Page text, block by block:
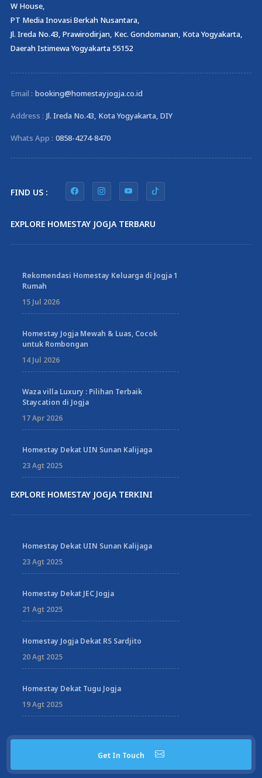
W House,
PT Media Inovasi Berkah Nusantara,
Jl. Ireda No.43, Prawirodirjan, Kec. Gondomanan, Kota Yogyakarta,
Daerah Istimewa Yogyakarta 55152
Email : booking@homestayjogja.co.id
Address : Jl. Ireda No.43, Kota Yogyakarta, DIY
Whats App : 0858-4274-8470
FIND US :
EXPLORE HOMESTAY JOGJA TERBARU
Rekomendasi Homestay Keluarga di Jogja 1
Rumah
15 Jul 2026
Homestay Jogja Mewah & Luas, Cocok
untuk Rombongan
14 Jul 2026
Waza villa Luxury : Pilihan Terbaik
Staycation di Jogja
17 Apr 2026
Homestay Dekat UIN Sunan Kalijaga
23 Agt 2025
EXPLORE HOMESTAY JOGJA TERKINI
Homestay Dekat UIN Sunan Kalijaga
23 Agt 2025
Homestay Dekat JEC Jogja
21 Agt 2025
Homestay Jogja Dekat RS Sardjito
20 Agt 2025
Homestay Dekat Tugu Jogja
19 Agt 2025
Get In Touch